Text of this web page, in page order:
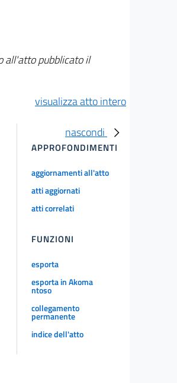
all'atto pubblicato il
visualizza atto intero
nascondi
APPROFONDIMENTI
aggiornamenti all'atto
atti aggiornati
atti correlati
FUNZIONI
esporta
esporta in Akoma
ntoso
collegamento
permanente
indice dell'atto